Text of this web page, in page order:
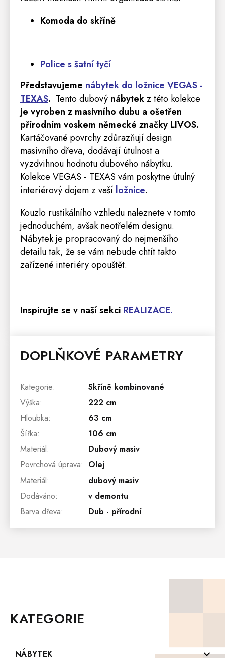
Komoda do skříně
Police s šatní tyčí
Představujeme nábytek do ložnice VEGAS -
TEXAS. Tento dubový nábytekz této kolekce
je vyroben z masivního dubu a ošetřen
přírodním voskem německé značky LIVOS.
Kartáčované povrchy zdůrazňují design
masivního dřeva, dodávají útulnost a
vyzdvihnou hodnotu dubového nábytku.
Kolekce VEGAS - TEXAS vám poskytne útulný
interiérový dojem z vaší ložnice.
Kouzlo rustikálního vzhledu naleznete v tomto
jednoduchém, avšak neotřelém designu.
Nábytek je propracovaný do nejmenšího
detailu tak, že se vám nebude chtít takto
zařízené interiéry opouštět.
Inspirujte se v naší sekci REALIZACE.
DOPLŇKOVÉ PARAMETRY
Kategorie:
Skříně kombinované
Výška:
222 cm
Hloubka:
63 cm
Šířka:
106 cm
Materiál:
Dubový masiv
Povrchová úprava: Olej
Materiál:
dubový masiv
Dodáváno:
v demontu
Barva dřeva: Dub - přírodní
KATEGORIE
NÁBYTEK